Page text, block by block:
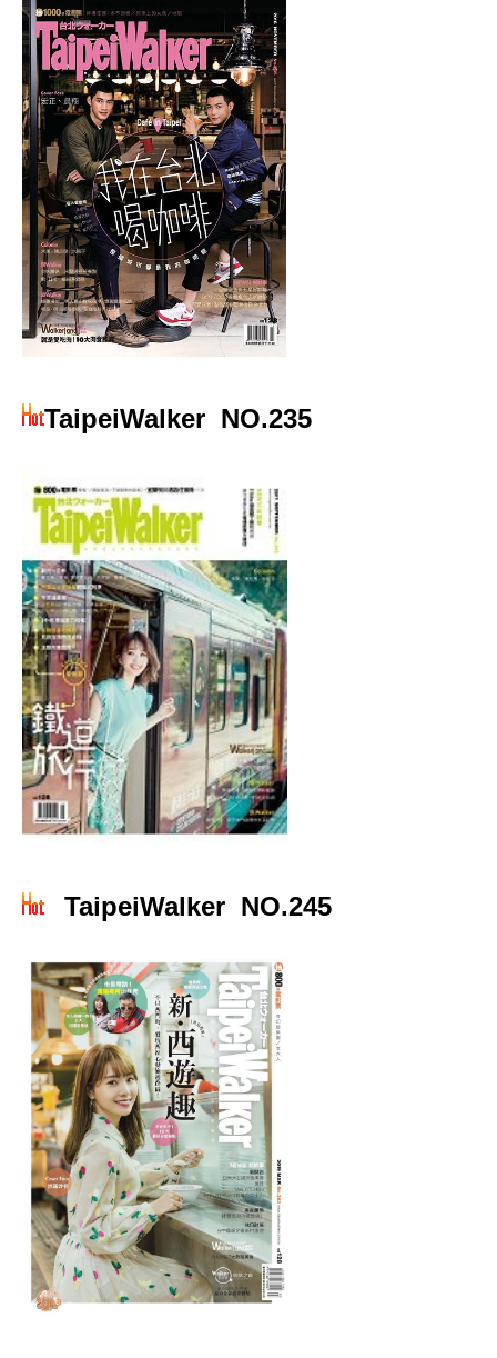
TaipeiWalker NO.235
TaipeiWalker NO.245